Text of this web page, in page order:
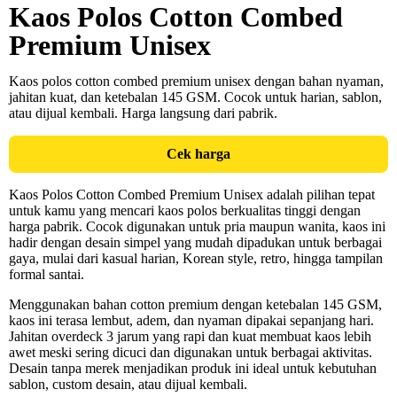
Kaos Polos Cotton Combed
Premium Unisex
Kaos polos cotton combed premium unisex dengan bahan nyaman,
jahitan kuat, dan ketebalan 145 GSM. Cocok untuk harian, sablon,
atau dijual kembali. Harga langsung dari pabrik.
Cek harga
Kaos Polos Cotton Combed Premium Unisex adalah pilihan tepat
untuk kamu yang mencari kaos polos berkualitas tinggi dengan
harga pabrik. Cocok digunakan untuk pria maupun wanita, kaos ini
hadir dengan desain simpel yang mudah dipadukan untuk berbagai
gaya, mulai dari kasual harian, Korean style, retro, hingga tampilan
formal santai.
Menggunakan bahan cotton premium dengan ketebalan 145 GSM,
kaos ini terasa lembut, adem, dan nyaman dipakai sepanjang hari.
Jahitan overdeck 3 jarum yang rapi dan kuat membuat kaos lebih
awet meski sering dicuci dan digunakan untuk berbagai aktivitas.
Desain tanpa merek menjadikan produk ini ideal untuk kebutuhan
sablon, custom desain, atau dijual kembali.